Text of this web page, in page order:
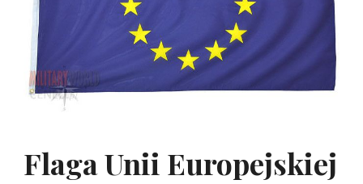
Flaga Unii Europejskiej